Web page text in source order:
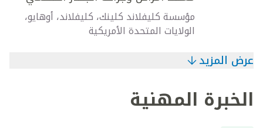
مؤسسة كليفلاند كلينك، كليفلاند، أوهايو،
الولايات المتحدة الأمريكية
عرض المزيد
الخبرة المهنية